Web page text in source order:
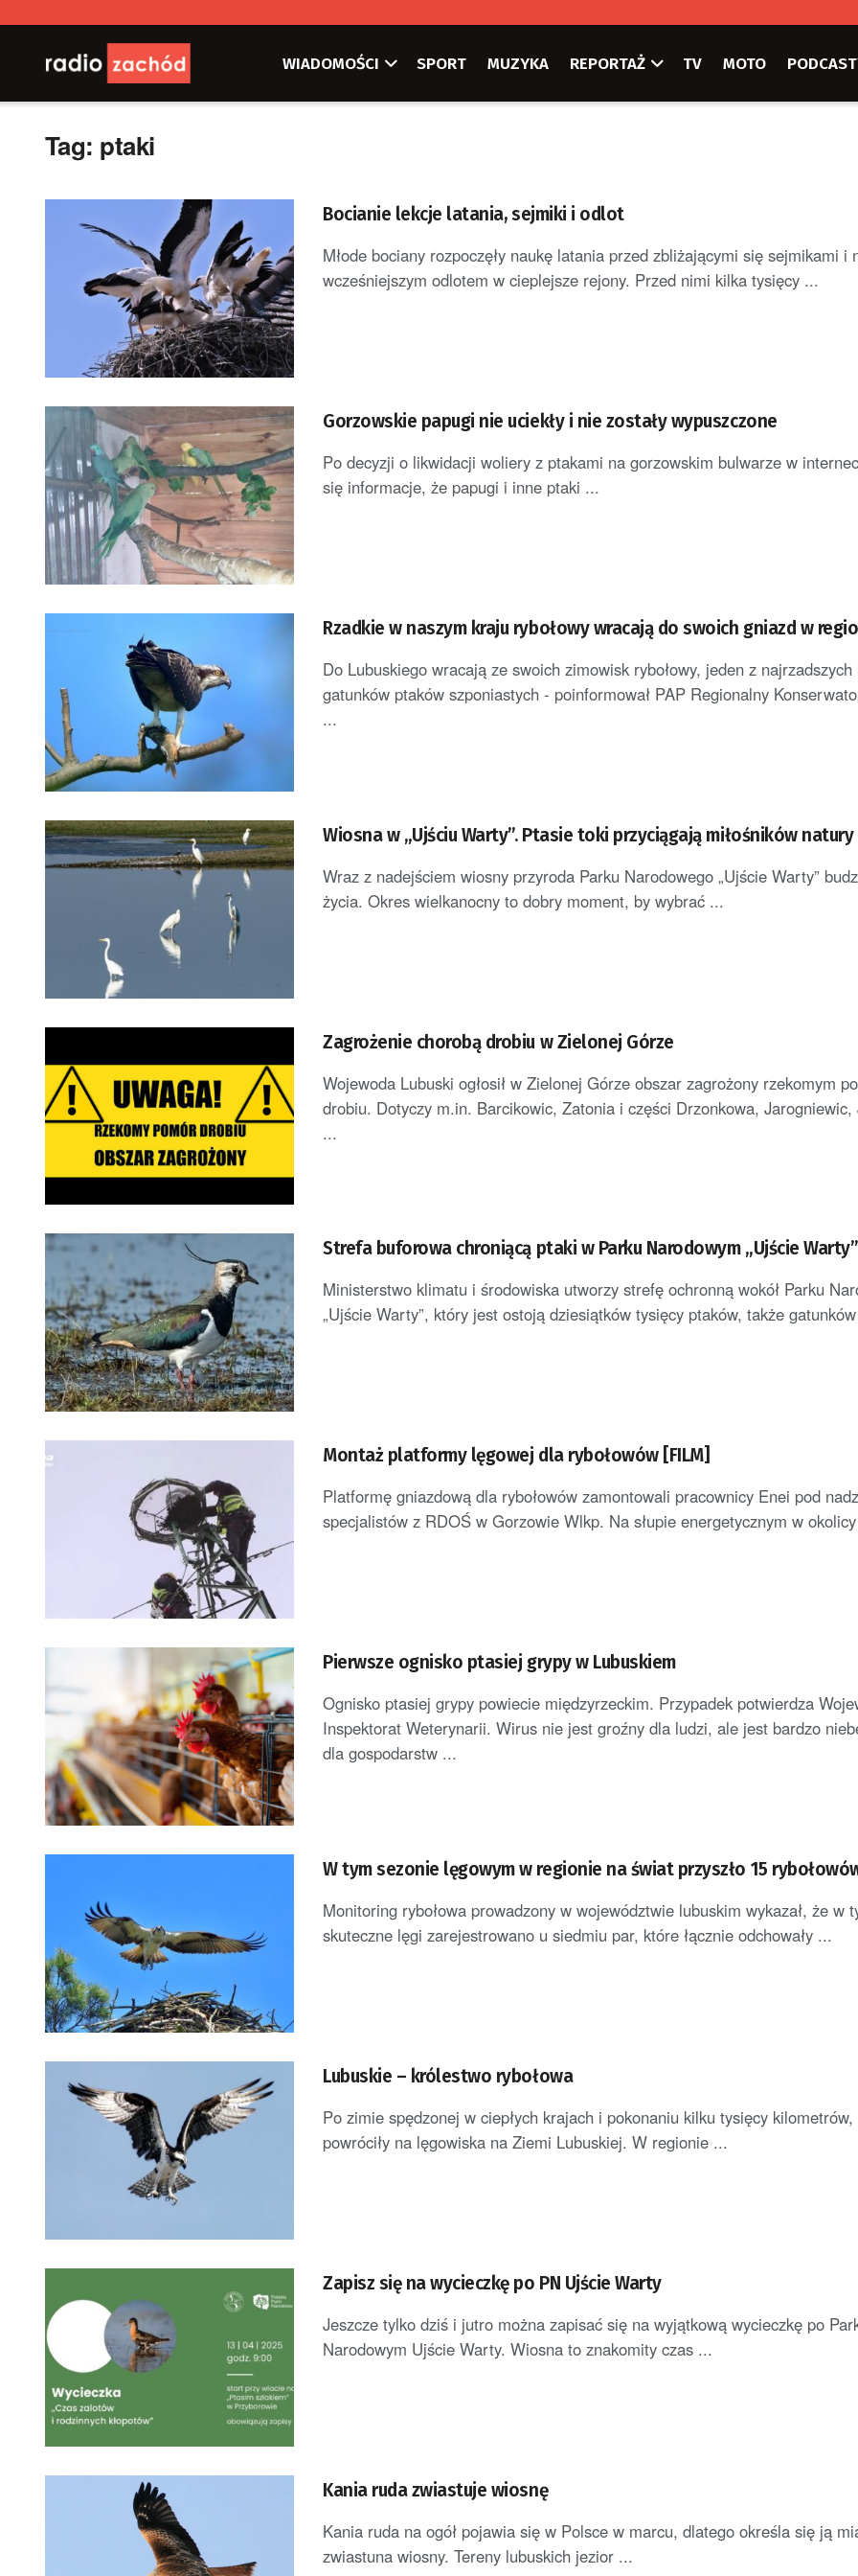
WIADOMOŚCI SPORT MUZYKA REPORTAŻ TV MOTO
Tag: ptaki
Bocianie lekcje latania, sejmiki i odlot
Młode bociany rozpoczęły naukę latania przed zbliżającymi się sejmikami i
wcześniejszym odlotem w cieplejsze rejony. Przed nimi kilka tysięcy ...
Gorzowskie papugi nie uciekły i nie zostały wypuszczone
Po decyzji o likwidacji woliery z ptakami na gorzowskim bulwarze w
się informacje, że papugi i inne ptaki ...
Rzadkie w naszym kraju rybołowy wracają do swoich gniazd w
Do Lubuskiego wracają ze swoich zimowisk rybołowy, jeden z
gatunków ptaków szponiastych - poinformował PAP Regionalny
...
Wiosna w „Ujściu Warty”. Ptasie toki przyciągają miłośników natury
Wraz z nadejściem wiosny przyroda Parku Narodowego „Ujście Warty”
życia. Okres wielkanocny to dobry moment, by wybrać ...
Zagrożenie chorobą drobiu w Zielonej Górze
Wojewoda Lubuski ogłosił w Zielonej Górze obszar zagrożony rzekomym
drobiu. Dotyczy m.in. Barcikowic, Zatonia i części Drzonkowa, Jarogniewic,
...
Strefa buforowa chroniącą ptaki w Parku Narodowym „Ujście Warty”
Ministerstwo klimatu i środowiska utworzy strefę ochronną wokół Parku
„Ujście Warty”, który jest ostoją dziesiątków tysięcy ptaków, także
Montaż platformy lęgowej dla rybołowów [FILM]
Platformę gniazdową dla rybołowów zamontowali pracownicy Enei pod
specjalistów z RDOŚ w Gorzowie Wlkp. Na słupie energetycznym w
Pierwsze ognisko ptasiej grypy w Lubuskiem
Ognisko ptasiej grypy powiecie międzyrzeckim. Przypadek potwierdza
Inspektorat Weterynarii. Wirus nie jest groźny dla ludzi, ale jest bardzo
dla gospodarstw ...
W tym sezonie lęgowym w regionie na świat przyszło 15
Monitoring rybołowa prowadzony w województwie lubuskim wykazał, że w
skuteczne lęgi zarejestrowano u siedmiu par, które łącznie odchowały ...
Lubuskie – królestwo rybołowa
Po zimie spędzonej w ciepłych krajach i pokonaniu kilku tysięcy kilometrów,
powróciły na lęgowiska na Ziemi Lubuskiej. W regionie ...
Zapisz się na wycieczkę po PN Ujście Warty
Jeszcze tylko dziś i jutro można zapisać się na wyjątkową wycieczkę po
Narodowym Ujście Warty. Wiosna to znakomity czas ...
Kania ruda zwiastuje wiosnę
Kania ruda na ogół pojawia się w Polsce w marcu, dlatego określa się ją
zwiastuna wiosny. Tereny lubuskich jezior ...